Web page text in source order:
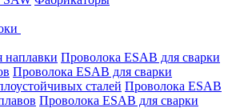
наплавки Проволока ESAB для сварки
Проволока ESAB для сварки
сталей Проволока ESAB
Проволока ESAB для сварки